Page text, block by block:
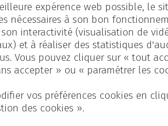
et de la
de Noël
expérence web possible, le
nécessaires à son bon
interactivité (visualisation de
et à réaliser des statistiques
Vous pouvez cliquer sur « tout
accepter » ou « paramétrer les
vos préférences cookies en
des cookies ».